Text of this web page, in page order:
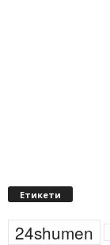
Етикети
24shumen